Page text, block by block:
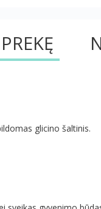
glicino šaltinis.